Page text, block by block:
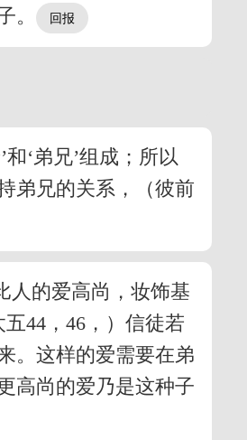
。
‘弟兄’组成；所以
弟兄的关系，（彼前
人的爱高尚，妆饰基
44，46，）信徒若
。这样的爱需要在弟
高尚的爱乃是这种子